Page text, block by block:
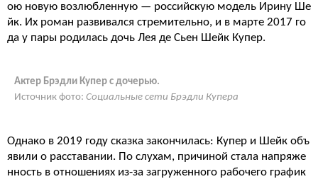
ою новую возлюбленную — российскую модель Ирину Ше
йк. Их роман развивался стремительно, и в марте 2017 го
да у пары родилась дочь Лея де Сьен Шейк Купер.
Актер Брэдли Купер с дочерью.
Источник фото: Социальные сети Брэдли Купера
Однако в 2019 году сказка закончилась: Купер и Шейк объ
явили о расставании. По слухам, причиной стала напряже
нность в отношениях из-за загруженного рабочего график